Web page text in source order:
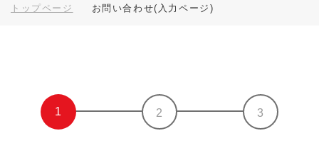
トップページ お問い合わせ(入力ページ)